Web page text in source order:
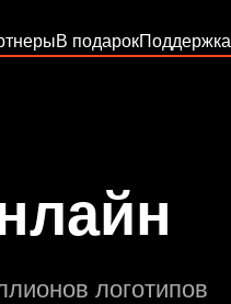
В подарокПоддержка
логотипов